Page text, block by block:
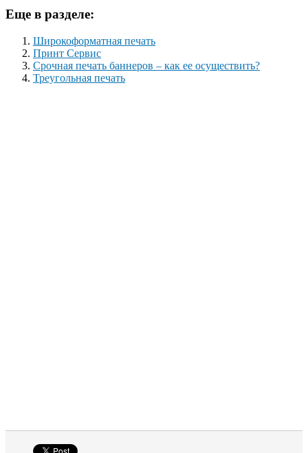
Еще в разделе:
Широкоформатная печать
Принт Сервис
Срочная печать баннеров – как ее осуществить?
Треугольная печать